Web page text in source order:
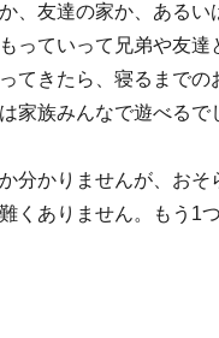
、友達の家か、あるい
っていって兄弟や友達
てきたら、寝るまで
家族みんなで遊べるで
分かりませんが、お
くありません。もう1